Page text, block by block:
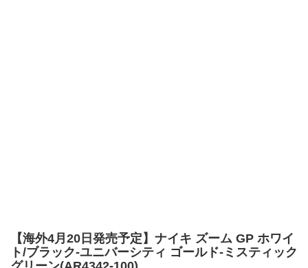
【海外4月20日発売予定】ナイキ ズーム GP ホワイ
ト/ブラック-ユニバーシティ ゴールド-ミスティック